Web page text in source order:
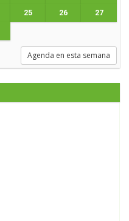
25 26 27
Agenda en esta semana